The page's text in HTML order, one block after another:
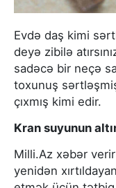
Evdə daş kimi
deyə zibilə
sadəcə bir neçə
toxunuş
çıxmış kimi edir.
Kran suyunun
Milli.Az xəbər verir
yenidən